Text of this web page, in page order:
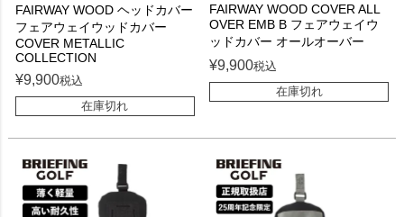
FAIRWAY WOOD ヘッドカバー
フェアウェイウッドカバー
COVER METALLIC
COLLECTION
¥9,900税込
在庫切れ
FAIRWAY WOOD COVER ALL
OVER EMB B フェアウェイウ
ッドカバー オールオーバー
¥9,900税込
在庫切れ